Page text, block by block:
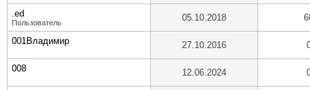
.ed
Пользователь 05.10.2018
001Владимир 27.10.2016
008 12.06.2024